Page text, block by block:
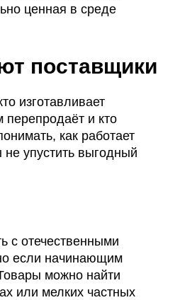
ценная в среде
поставщики
изготавливает
перепродаёт и кто
как работает
упустить выгодный
с отечественными
если начинающим
можно найти
или мелких частных